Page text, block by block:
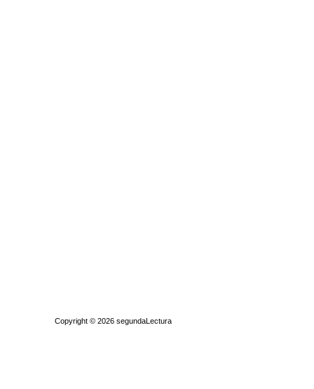
Copyright © 2026 segundaLectura